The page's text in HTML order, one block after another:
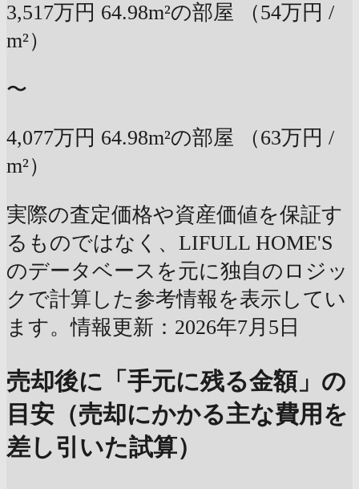
3,517万円 64.98m²の部屋
（54万円 /
m²）
〜
4,077万円 64.98m²の部屋
（63万円 /
m²）
実際の査定価格や資産価値を保証す
るものではなく、LIFULL HOME'S
のデータベースを元に独自のロジッ
クで計算した参考情報を表示してい
ます。情報更新：2026年7月5日
売却後に「手元に残る金額」の
目安（売却にかかる主な費用を
差し引いた試算）